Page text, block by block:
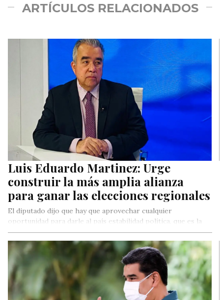
ARTÍCULOS RELACIONADOS
Luis Eduardo Martinez: Urge
construir la más amplia alianza
para ganar las elecciones regionales
El diputado dijo que hay que aprovechar cualquier
oportunidad para darle al país estabilidad política, que es la
única manera de abatir la crisis económica.